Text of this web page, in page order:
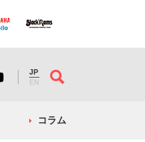
JP
EN
コラム